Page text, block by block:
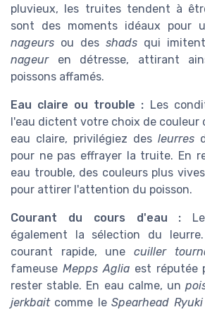
pluvieux, les truites tendent à
sont des moments idéaux pour
nageurs ou des shads qui
nageuren détresse, attirant
poissons affamés.
Eau claire ou trouble : Les
l'eau dictent votre choix de couleur
eau claire, privilégiez des leurres
pour ne pas effrayer la truite. En
eau trouble, des couleurs plus
pour attirer l'attention du poisson.
Courant du cours d'eau :
également la sélection du
courant rapide, unecuiller
fameuse Mepps Agliaest réputée
rester stable. En eau calme, un
jerkbaitcomme leSpearhead Ryuki